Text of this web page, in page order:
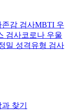
존감 검사MBTI 우
검사코로나 우울
밀 성격유형 검사
찾기